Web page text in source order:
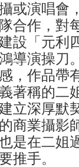
或演唱會
合作，對
設「元利
導演操刀
，作品帶
著稱的二
立深厚默
商業攝影
是在二姐
推手。